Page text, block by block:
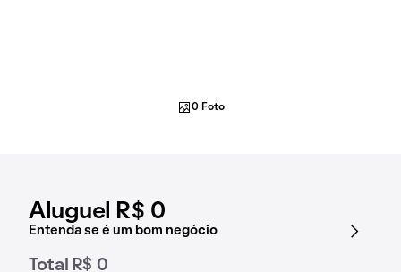
Aluguel R$ 0
Entenda se é um bom negócio
Total R$ 0
0 Foto